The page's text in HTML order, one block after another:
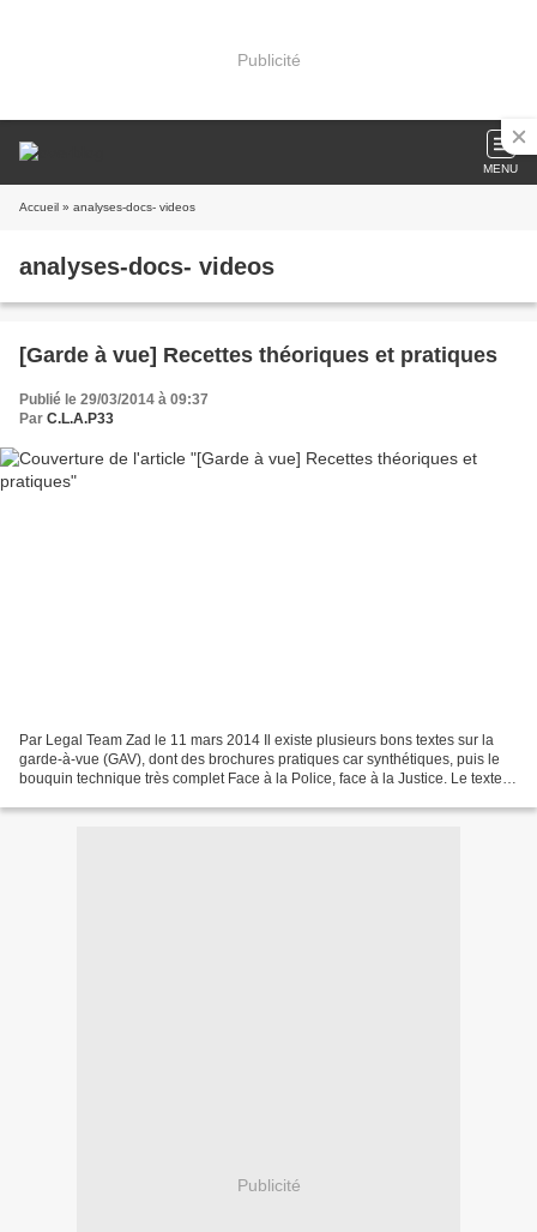
Publicité
MENU
Accueil » analyses-docs- videos
analyses-docs- videos
[Garde à vue] Recettes théoriques et pratiques
Publié le 29/03/2014 à 09:37
Par C.L.A.P33
Par Legal Team Zad le 11 mars 2014 Il existe plusieurs bons textes sur la
garde-à-vue (GAV), dont des brochures pratiques car synthétiques, puis le
bouquin technique très complet Face à la Police, face à la Justice. Le texte
Publicité